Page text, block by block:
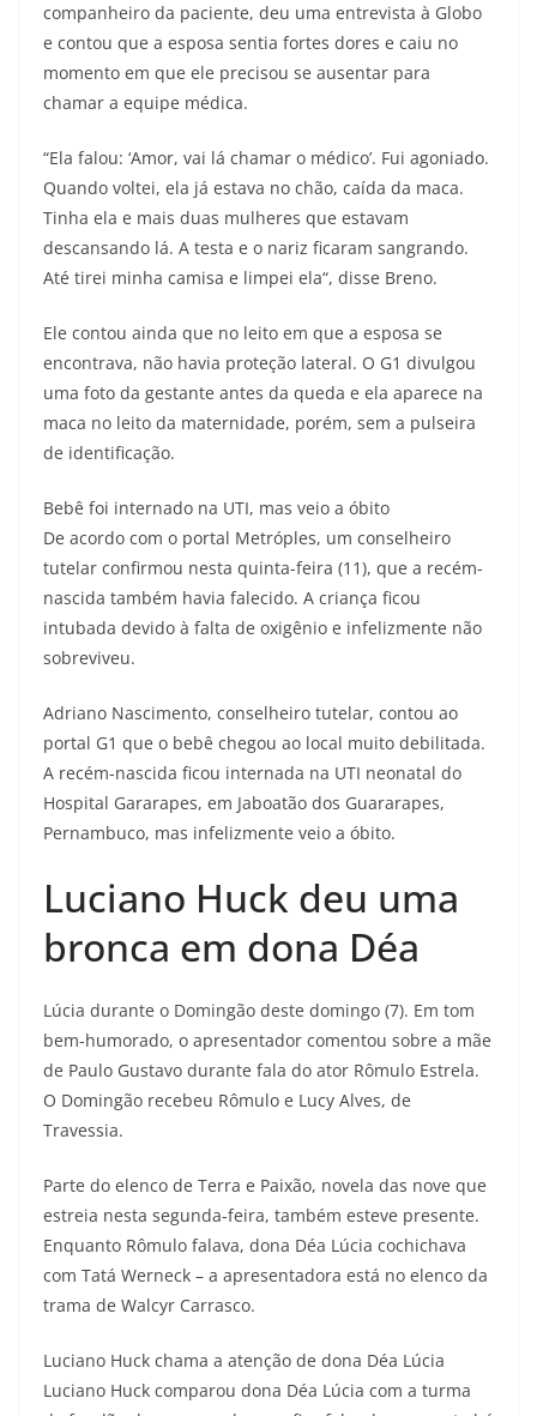
companheiro da paciente, deu uma entrevista à Globo
e contou que a esposa sentia fortes dores e caiu no
momento em que ele precisou se ausentar para
chamar a equipe médica.
“Ela falou: ‘Amor, vai lá chamar o médico’. Fui agoniado.
Quando voltei, ela já estava no chão, caída da maca.
Tinha ela e mais duas mulheres que estavam
descansando lá. A testa e o nariz ficaram sangrando.
Até tirei minha camisa e limpei ela“, disse Breno.
Ele contou ainda que no leito em que a esposa se
encontrava, não havia proteção lateral. O G1 divulgou
uma foto da gestante antes da queda e ela aparece na
maca no leito da maternidade, porém, sem a pulseira
de identificação.
Bebê foi internado na UTI, mas veio a óbito
De acordo com o portal Metróples, um conselheiro
tutelar confirmou nesta quinta-feira (11), que a recém-
nascida também havia falecido. A criança ficou
intubada devido à falta de oxigênio e infelizmente não
sobreviveu.
Adriano Nascimento, conselheiro tutelar, contou ao
portal G1 que o bebê chegou ao local muito debilitada.
A recém-nascida ficou internada na UTI neonatal do
Hospital Gararapes, em Jaboatão dos Guararapes,
Pernambuco, mas infelizmente veio a óbito.
Luciano Huck deu uma
bronca em dona Déa
Lúcia durante o Domingão deste domingo (7). Em tom
bem-humorado, o apresentador comentou sobre a mãe
de Paulo Gustavo durante fala do ator Rômulo Estrela.
O Domingão recebeu Rômulo e Lucy Alves, de
Travessia.
Parte do elenco de Terra e Paixão, novela das nove que
estreia nesta segunda-feira, também esteve presente.
Enquanto Rômulo falava, dona Déa Lúcia cochichava
com Tatá Werneck – a apresentadora está no elenco da
trama de Walcyr Carrasco.
Luciano Huck chama a atenção de dona Déa Lúcia
Luciano Huck comparou dona Déa Lúcia com a turma